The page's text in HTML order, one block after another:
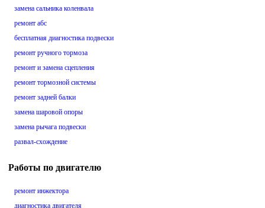
замена сальника коленвала
ремонт абс
бесплатная диагностика подвески
ремонт ручного тормоза
ремонт и замена сцепления
ремонт тормозной системы
ремонт задней балки
замена шаровой опоры
замена рычага подвески
развал-схождение
Работы по двигателю
ремонт инжектора
диагностика двигателя